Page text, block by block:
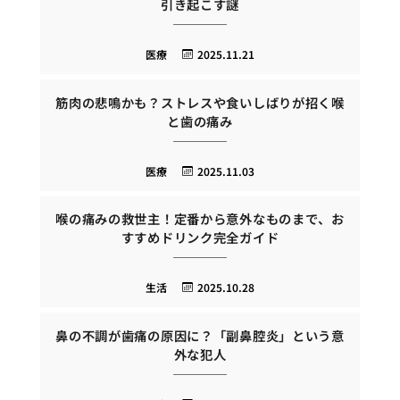
引き起こす謎
2025.11.21
医療
筋肉の悲鳴かも？ストレスや食いしばりが招く喉
と歯の痛み
2025.11.03
医療
喉の痛みの救世主！定番から意外なものまで、お
すすめドリンク完全ガイド
2025.10.28
生活
鼻の不調が歯痛の原因に？「副鼻腔炎」という意
外な犯人